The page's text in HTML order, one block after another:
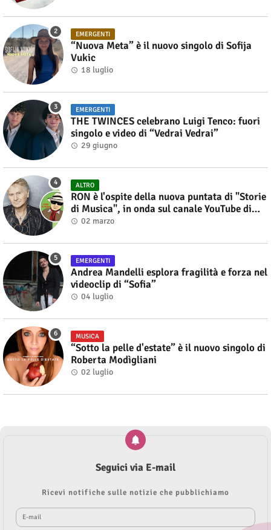
EMERGENTI
“Nuova Meta” è il nuovo singolo di Sofija
Vukic
18 luglio
EMERGENTI
THE TWINCES celebrano Luigi Tenco: fuori
singolo e video di “Vedrai Vedrai”
29 giugno
ALTRO
RON è l'ospite della nuova puntata di "Storie
di Musica", in onda sul canale YouTube di
Alberto Salerno
02 marzo
EMERGENTI
Andrea Mandelli esplora fragilità e forza nel
videoclip di “Sofia”
04 luglio
MUSICA
“Sotto la pelle d'estate” è il nuovo singolo di
Roberta Modìgliani
02 luglio
Seguici via E-mail
Ricevi notifiche sulle notizie che pubblichiamo